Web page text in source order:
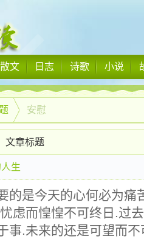
散文 日志 诗歌 小说
安慰
文章标题
生
的是今天的心何必为痛
虑而惶惶不可终日.过
事.未来的还是可望而